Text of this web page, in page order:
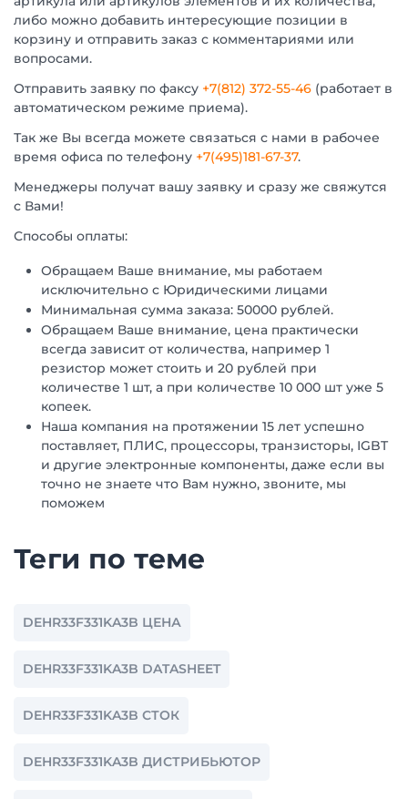
либо можно добавить интересующие позиции в
корзину и отправить заказ с комментариями или
вопросами.
Отправить заявку по факсу +7(812) 372-55-46 (работает в
автоматическом режиме приема).
Так же Вы всегда можете связаться с нами в рабочее
время офиса по телефону +7(495)181-67-37.
Менеджеры получат вашу заявку и сразу же свяжутся
с Вами!
Способы оплаты:
Обращаем Ваше внимание, мы работаем
исключительно с Юридическими лицами
Минимальная сумма заказа: 50000 рублей.
Обращаем Ваше внимание, цена практически
всегда зависит от количества, например 1
резистор может стоить и 20 рублей при
количестве 1 шт, а при количестве 10 000 шт уже 5
копеек.
Наша компания на протяжении 15 лет успешно
поставляет, ПЛИС, процессоры, транзисторы, IGBT
и другие электронные компоненты, даже если вы
точно не знаете что Вам нужно, звоните, мы
поможем
Теги по теме
DEHR33F331KA3B ЦЕНА
DEHR33F331KA3B DATASHEET
DEHR33F331KA3B СТОК
DEHR33F331KA3B ДИСТРИБЬЮТОР